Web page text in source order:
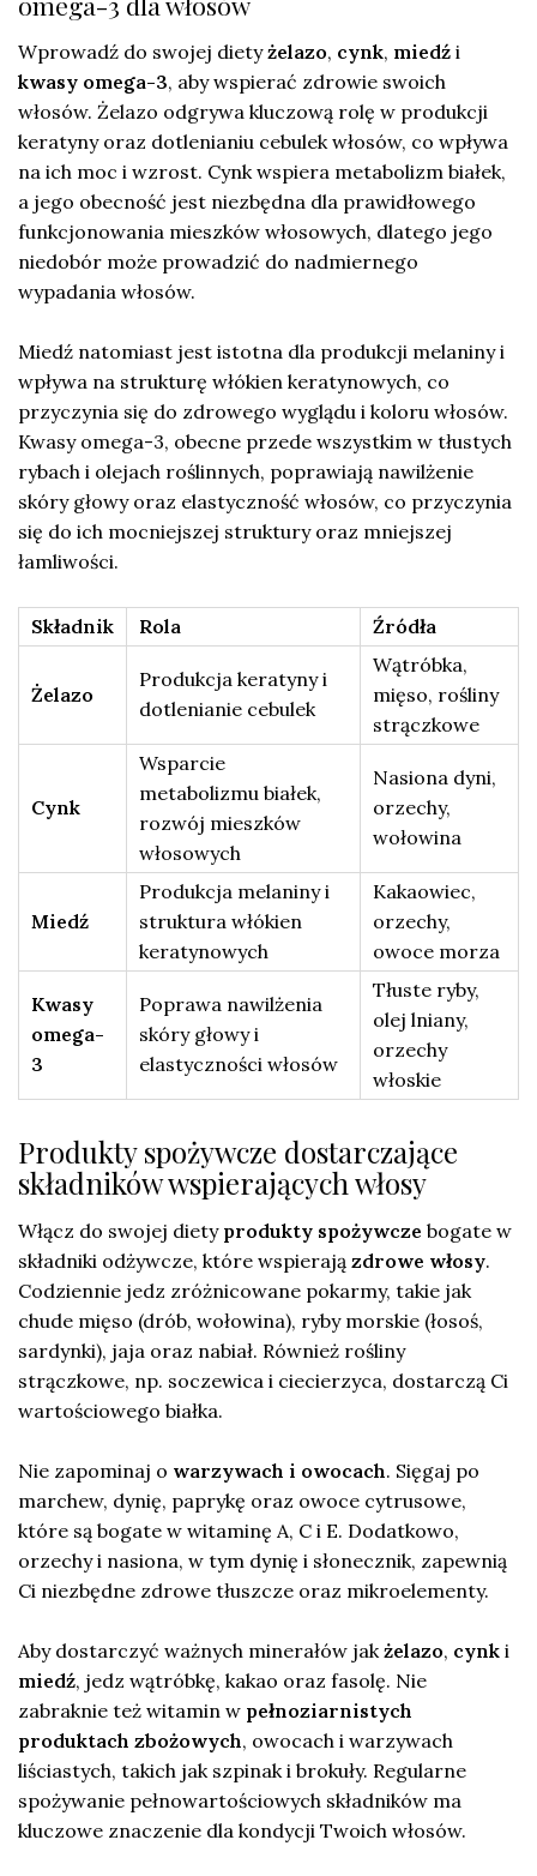
Wprowadź do swojej dietyżelazo, cynk, miedź i
kwasy omega-3, aby wspierać zdrowie swoich
włosów. Żelazo odgrywa kluczową rolę w produkcji
keratyny oraz dotlenianiu cebulek włosów, co wpływa
na ich moc i wzrost. Cynk wspiera metabolizm białek,
a jego obecność jest niezbędna dla prawidłowego
funkcjonowania mieszków włosowych, dlatego jego
niedobór może prowadzić do nadmiernego
wypadania włosów.
Miedź natomiast jest istotna dla produkcji melaniny i
wpływa na strukturę włókien keratynowych, co
przyczynia się do zdrowego wyglądu i koloru włosów.
Kwasy omega-3, obecne przede wszystkim w tłustych
rybach i olejach roślinnych, poprawiają nawilżenie
skóry głowy oraz elastyczność włosów, co przyczynia
się do ich mocniejszej struktury oraz mniejszej
łamliwości.
Składnik Rola Źródła
Żelazo
Produkcja keratyny i
dotlenianie cebulek
Wątróbka,
mięso, rośliny
strączkowe
Cynk
Wsparcie
metabolizmu białek,
rozwój mieszków
włosowych
Nasiona dyni,
orzechy,
wołowina
Miedź
Produkcja melaniny i
struktura włókien
keratynowych
Kakaowiec,
orzechy,
owoce morza
Kwasy
omega-
3
Poprawa nawilżenia
skóry głowy i
elastyczności włosów
Tłuste ryby,
olej lniany,
orzechy
włoskie
Produkty spożywcze dostarczające
składników wspierających włosy
Włącz do swojej diety produkty spożywcze bogate w
składniki odżywcze, które wspierają zdrowe włosy.
Codziennie jedz zróżnicowane pokarmy, takie jak
chude mięso (drób, wołowina), ryby morskie (łosoś,
sardynki), jaja oraz nabiał. Również rośliny
strączkowe, np. soczewica i ciecierzyca, dostarczą Ci
wartościowego białka.
Nie zapominaj o warzywach i owocach. Sięgaj po
marchew, dynię, paprykę oraz owoce cytrusowe,
które są bogate w witaminę A, C i E. Dodatkowo,
orzechy i nasiona, w tym dynię i słonecznik, zapewnią
Ci niezbędne zdrowe tłuszcze oraz mikroelementy.
Aby dostarczyć ważnych minerałów jak żelazo, cynk i
miedź, jedz wątróbkę, kakao oraz fasolę. Nie
zabraknie też witamin w pełnoziarnistych
produktach zbożowych, owocach i warzywach
liściastych, takich jak szpinak i brokuły. Regularne
spożywanie pełnowartościowych składników ma
kluczowe znaczenie dla kondycji Twoich włosów.